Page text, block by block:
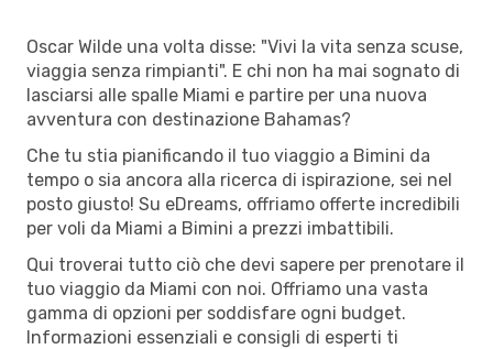
Oscar Wilde una volta disse: "Vivi la vita senza scuse,
viaggia senza rimpianti". E chi non ha mai sognato di
lasciarsi alle spalle Miami e partire per una nuova
avventura con destinazione Bahamas?
Che tu stia pianificando il tuo viaggio a Bimini da
tempo o sia ancora alla ricerca di ispirazione, sei nel
posto giusto! Su eDreams, offriamo offerte incredibili
per voli da Miami a Bimini a prezzi imbattibili.
Qui troverai tutto ciò che devi sapere per prenotare il
tuo viaggio da Miami con noi. Offriamo una vasta
gamma di opzioni per soddisfare ogni budget.
Informazioni essenziali e consigli di esperti ti